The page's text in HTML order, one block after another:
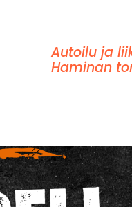
Autoilu ja
Haminan